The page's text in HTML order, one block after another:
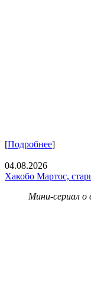
[Подробнее]
04.08.2026
Хакобо Мартос,
Мини-сериал о